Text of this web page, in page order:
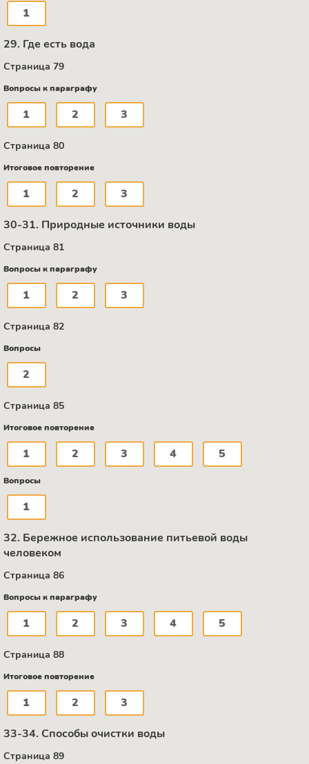
1
29. Где есть вода
Страница 79
Вопросы к параграфу
1 2 3
Страница 80
Итоговое повторение
1 2 3
30-31. Природные источники воды
Страница 81
Вопросы к параграфу
1 2 3
Страница 82
Вопросы
2
Страница 85
Итоговое повторение
1 2 3 4 5
Вопросы
1
32. Бережное использование питьевой воды
человеком
Страница 86
Вопросы к параграфу
1 2 3 4 5
Страница 88
Итоговое повторение
1 2 3
33-34. Способы очистки воды
Страница 89